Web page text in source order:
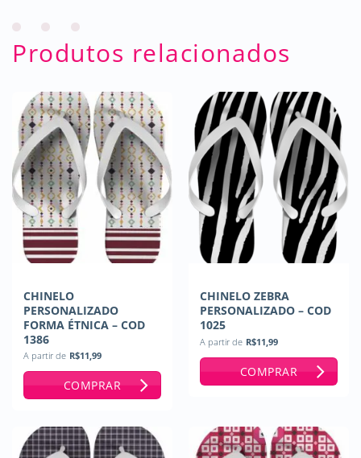
Produtos relacionados
CHINELO
PERSONALIZADO
FORMA ÉTNICA – COD
1386
A partir de R$11,99
COMPRAR
CHINELO ZEBRA
PERSONALIZADO – COD
1025
A partir de R$11,99
COMPRAR